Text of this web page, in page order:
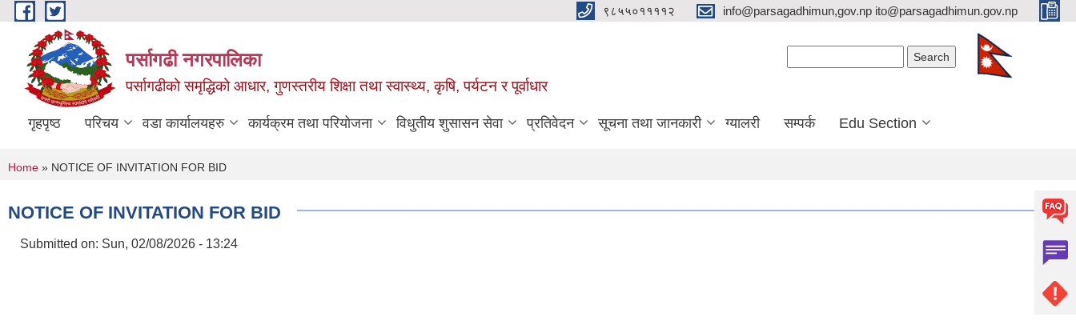
Skip to main content ९८५५०११११२ info@parsagadhimun,gov.np ito@parsagadhimun.gov.np
पर्सागढी नगरपालिका
पर्सागढीको समृद्धिको आधार, गुणस्तरीय शिक्षा तथा स्वास्थ्य, कृषि, पर्यटन र पूर्वाधार
गृहपृष्ठ परिचय वडा कार्यालयहरु कार्यक्रम तथा परियोजना विधुतीय शुसासन सेवा प्रतिवेदन सूचना तथा जानकारी ग्यालरी सम्पर्क Edu Section
You are here
Home » NOTICE OF INVITATION FOR BID
NOTICE OF INVITATION FOR BID
Submitted on: Sun, 02/08/2026 - 13:24